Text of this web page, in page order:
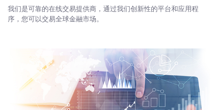
市场分析
关于我们
我们是可靠的在线交易提供商，通过我们创新性的平台和应用程
序，您可以交易全球金融市场。